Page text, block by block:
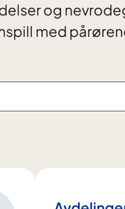
og
med